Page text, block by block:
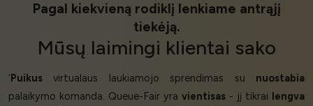
Pagal kiekvieną rodiklį lenkiame antrąjį
tiekėją.
Mūsų laimingi klientai sako
‘ Puikus virtualaus laukiamojo sprendimas su nuostabia
palaikymo komanda. Queue-Fair yra vientisas - jį tikrai
lengva